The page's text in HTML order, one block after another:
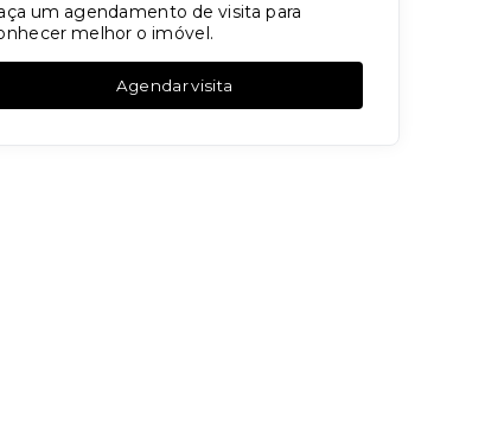
um agendamento de visita para
melhor o imóvel.
Agendar visita